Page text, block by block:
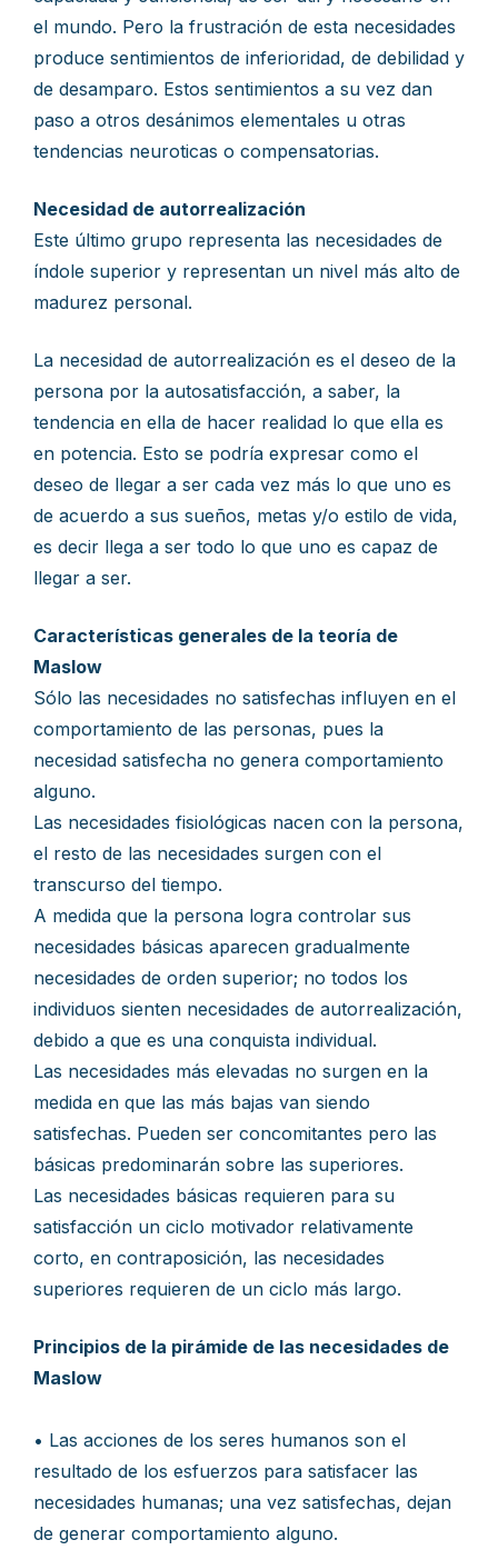
el mundo. Pero la frustración de esta necesidades
produce sentimientos de inferioridad, de debilidad y
de desamparo. Estos sentimientos a su vez dan
paso a otros desánimos elementales u otras
tendencias neuroticas o compensatorias.
Necesidad de autorrealización
Este último grupo representa las necesidades de
índole superior y representan un nivel más alto de
madurez personal.
La necesidad de autorrealización es el deseo de la
persona por la autosatisfacción, a saber, la
tendencia en ella de hacer realidad lo que ella es
en potencia. Esto se podría expresar como el
deseo de llegar a ser cada vez más lo que uno es
de acuerdo a sus sueños, metas y/o estilo de vida,
es decir llega a ser todo lo que uno es capaz de
llegar a ser.
Características generales de la teoría de
Maslow
Sólo las necesidades no satisfechas influyen en el
comportamiento de las personas, pues la
necesidad satisfecha no genera comportamiento
alguno.
Las necesidades fisiológicas nacen con la persona,
el resto de las necesidades surgen con el
transcurso del tiempo.
A medida que la persona logra controlar sus
necesidades básicas aparecen gradualmente
necesidades de orden superior; no todos los
individuos sienten necesidades de autorrealización,
debido a que es una conquista individual.
Las necesidades más elevadas no surgen en la
medida en que las más bajas van siendo
satisfechas. Pueden ser concomitantes pero las
básicas predominarán sobre las superiores.
Las necesidades básicas requieren para su
satisfacción un ciclo motivador relativamente
corto, en contraposición, las necesidades
superiores requieren de un ciclo más largo.
Principios de la pirámide de las necesidades de
Maslow
• Las acciones de los seres humanos son el
resultado de los esfuerzos para satisfacer las
necesidades humanas; una vez satisfechas, dejan
de generar comportamiento alguno.